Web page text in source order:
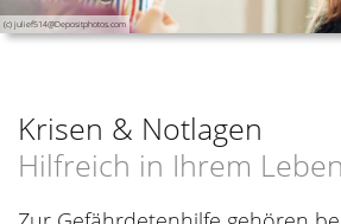
(c) julief514@Depositphotos.com
Krisen & Notlagen
Hilfreich in Ihrem